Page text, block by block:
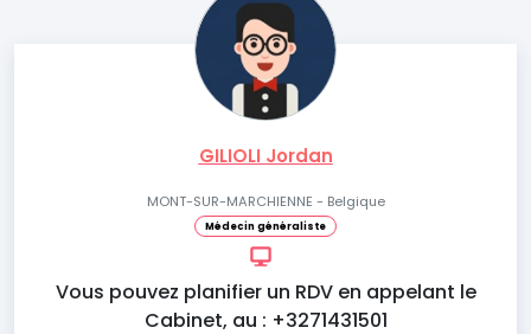
GILIOLI Jordan
MONT-SUR-MARCHIENNE - Belgique
Médecin généraliste
Vous pouvez planifier un RDV en appelant le
Cabinet, au : +3271431501